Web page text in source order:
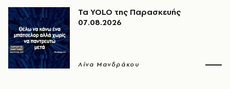
Τα YOLO της Παρασκευής
07.08.2026
Λίνα Μανδράκου